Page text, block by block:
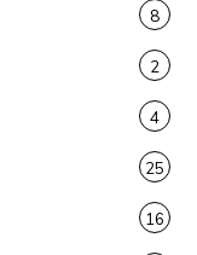
8
2
4
25
16